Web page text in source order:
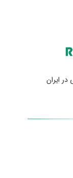
ایران